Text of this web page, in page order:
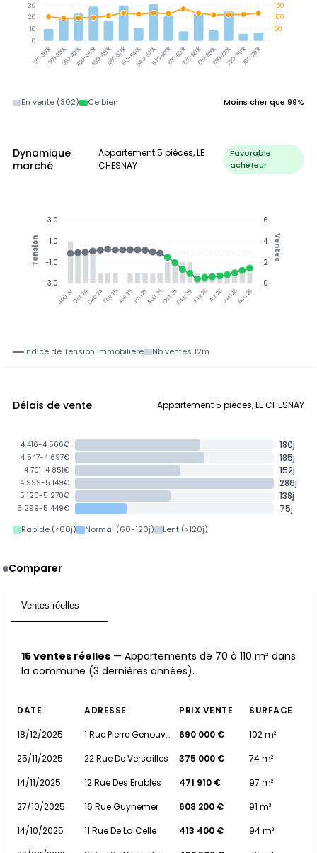
330-360k360-390k390-420k420-450k450-480k480-510k510-540k540-570k570-600k600-630k630-660k660-690k690-720k720-750k750-780k
150
100
50
30
20
10
0
En vente (302) Ce bien Moins cher que 99%
Dynamique
marché
Appartement 5 pièces, LE
CHESNAY
Favorable
acheteur
Aoû 24Oct 24Déc 24Fév 25Avr 25Jun 25Aoû 25Oct 25Déc 25Fév 26Avr 26Jun 26Aoû 26
6
4
2
0
Ventes
3.0
1.0
-1.0
-3.0
Tension
Indice de Tension Immobilière Nb ventes 12m
Délais de vente Appartement 5 pièces, LE CHESNAY
4 416-4 566€ 180j
4 547-4 697€ 185j
4 701-4 851€ 152j
4 999-5 149€ 286j
5 120-5 270€ 138j
5 299-5 449€ 75j
Rapide (<60j) Normal (60-120j) Lent (>120j)
Comparer
Ventes réelles
15 ventes réelles — Appartements de 70 à 110 m² dans
la commune (3 dernières années).
DATE ADRESSE PRIX VENTE
SURFACE
18/12/2025
1 Rue Pierre Genouville 690 000 €
102 m²
25/11/2025
22 Rue De Versailles 375 000 €
74 m²
14/11/2025
12 Rue Des Erables 471 910 €
97 m²
27/10/2025
16 Rue Guynemer 608 200 €
91 m²
14/10/2025
11 Rue De La Celle 413 400 €
94 m²